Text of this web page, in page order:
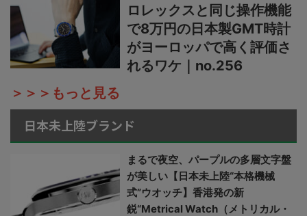
ロレックスと同じ操作機能
で8万円の日本製GMT時計
がヨーロッパで高く評価さ
れるワケ｜no.256
＞＞＞もっと見る
日本未上陸ブランド
まるで夜空、パープルの多層文字盤
が美しい【日本未上陸“本格機械
式”ウオッチ】香港発の新
鋭“Metrical Watch（メトリカル・